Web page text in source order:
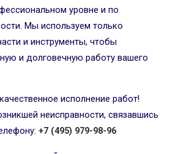
уровне и по
Мы используем только
и инструменты, чтобы
и долговечную работу вашего
исполнение работ!
неисправности, связавшись
+7 (495) 979-98-96